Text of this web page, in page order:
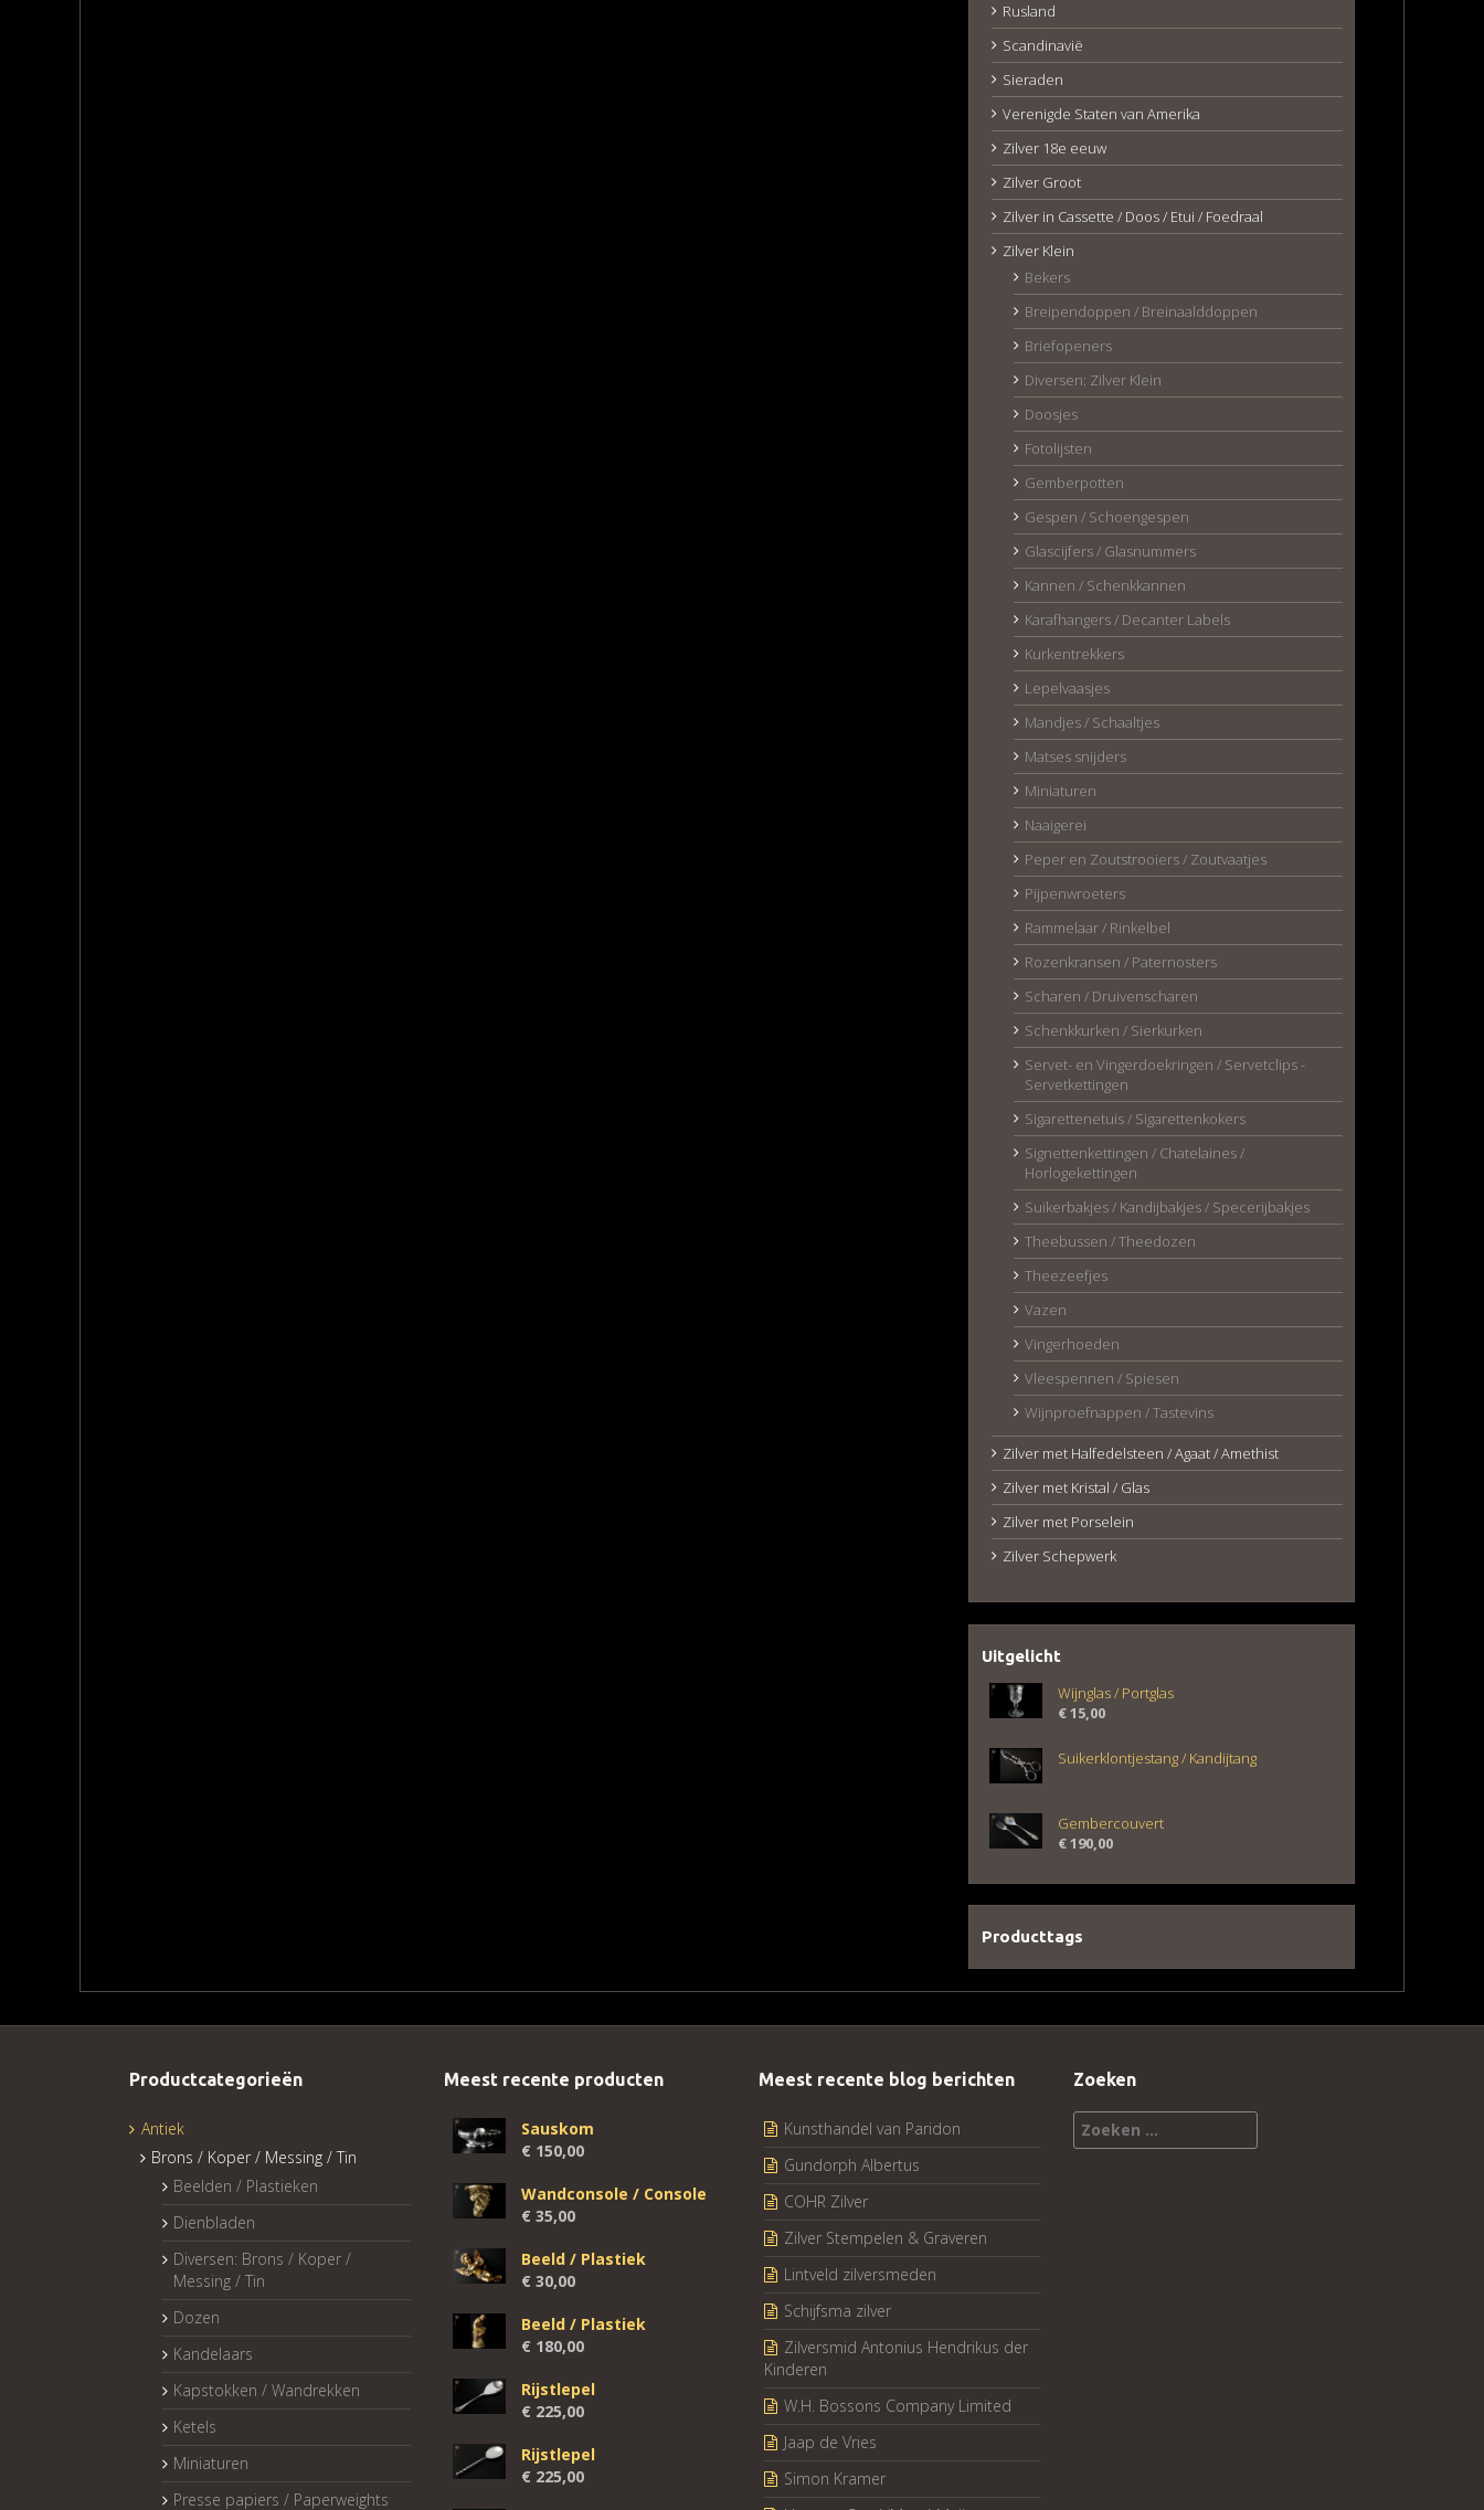
Rusland
Scandinavië
Sieraden
Verenigde Staten van Amerika
Zilver 18e eeuw
Zilver Groot
Zilver in Cassette / Doos / Etui / Foedraal
Zilver Klein
Bekers
Breipendoppen / Breinaalddoppen
Briefopeners
Diversen: Zilver Klein
Doosjes
Fotolijsten
Gemberpotten
Gespen / Schoengespen
Glascijfers / Glasnummers
Kannen / Schenkkannen
Karafhangers / Decanter Labels
Kurkentrekkers
Lepelvaasjes
Mandjes / Schaaltjes
Matses snijders
Miniaturen
Naaigerei
Peper en Zoutstrooiers / Zoutvaatjes
Pijpenwroeters
Rammelaar / Rinkelbel
Rozenkransen / Paternosters
Scharen / Druivenscharen
Schenkkurken / Sierkurken
Servet- en Vingerdoekringen / Servetclips -
Servetkettingen
Sigarettenetuis / Sigarettenkokers
Signettenkettingen / Chatelaines /
Horlogekettingen
Suikerbakjes / Kandijbakjes / Specerijbakjes
Theebussen / Theedozen
Theezeefjes
Vazen
Vingerhoeden
Vleespennen / Spiesen
Wijnproefnappen / Tastevins
Zilver met Halfedelsteen / Agaat / Amethist
Zilver met Kristal / Glas
Zilver met Porselein
Zilver Schepwerk
Uitgelicht
Wijnglas / Portglas
€15,00
Suikerklontjestang / Kandijtang
Gembercouvert
€190,00
Producttags
Productcategorieën
Antiek
Brons / Koper / Messing / Tin
Beelden / Plastieken
Dienbladen
Diversen: Brons / Koper /
Messing / Tin
Dozen
Kandelaars
Kapstokken / Wandrekken
Ketels
Miniaturen
Presse papiers / Paperweights
Meest recente producten
Sauskom
€ 150,00
Wandconsole / Console
€ 35,00
Beeld / Plastiek
€ 30,00
Beeld / Plastiek
€ 180,00
Rijstlepel
€ 225,00
Rijstlepel
€ 225,00
Meest recente blog berichten
Kunsthandel van Paridon
Gundorph Albertus
COHR Zilver
Zilver Stempelen & Graveren
Lintveld zilversmeden
Schijfsma zilver
Zilversmid Antonius Hendrikus der
Kinderen
W.H. Bossons Company Limited
Jaap de Vries
Simon Kramer
Zoeken
Zoeken
naar: